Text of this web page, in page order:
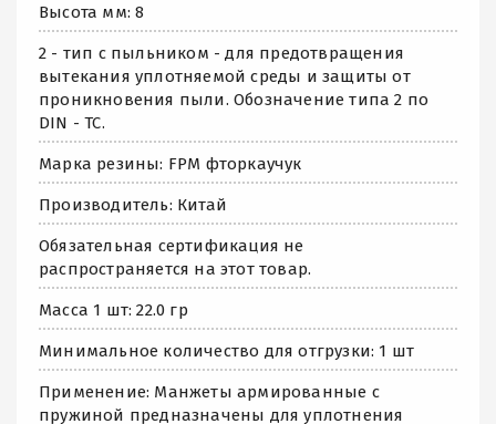
Высота мм: 8
2 - тип с пыльником - для предотвращения
вытекания уплотняемой среды и защиты от
проникновения пыли. Обозначение типа 2 по
DIN - TC.
Марка резины: FPM фторкаучук
Производитель: Китай
Обязательная сертификация не
распространяется на этот товар.
Масса 1 шт: 22.0 гр
Минимальное количество для отгрузки: 1 шт
Применение: Манжеты армированные с
пружиной предназначены для уплотнения